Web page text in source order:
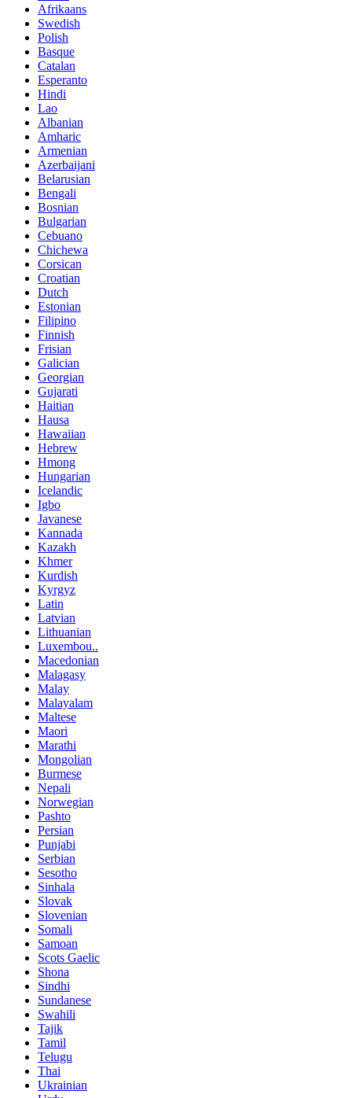
Afrikaans
Swedish
Polish
Basque
Catalan
Esperanto
Hindi
Lao
Albanian
Amharic
Armenian
Azerbaijani
Belarusian
Bengali
Bosnian
Bulgarian
Cebuano
Chichewa
Corsican
Croatian
Dutch
Estonian
Filipino
Finnish
Frisian
Galician
Georgian
Gujarati
Haitian
Hausa
Hawaiian
Hebrew
Hmong
Hungarian
Icelandic
Igbo
Javanese
Kannada
Kazakh
Khmer
Kurdish
Kyrgyz
Latin
Latvian
Lithuanian
Luxembou..
Macedonian
Malagasy
Malay
Malayalam
Maltese
Maori
Marathi
Mongolian
Burmese
Nepali
Norwegian
Pashto
Persian
Punjabi
Serbian
Sesotho
Sinhala
Slovak
Slovenian
Somali
Samoan
Scots Gaelic
Shona
Sindhi
Sundanese
Swahili
Tajik
Tamil
Telugu
Thai
Ukrainian